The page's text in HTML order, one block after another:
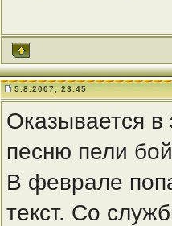
5.8.2007, 23:45
Оказывается в
песню пели
В феврале
текст. Со